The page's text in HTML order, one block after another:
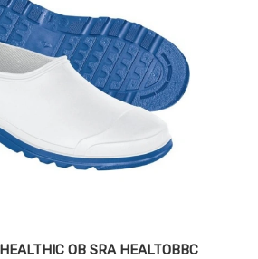
OB SRA HEALTOBBC